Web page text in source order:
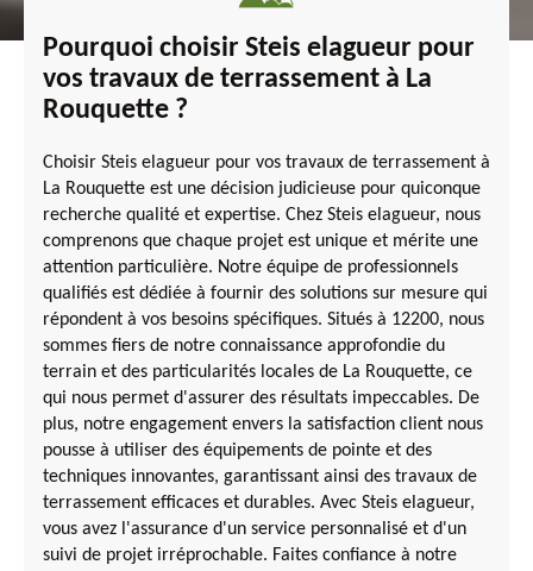
Pourquoi choisir Steis elagueur pour
vos travaux de terrassement à La
Rouquette ?
Choisir Steis elagueur pour vos travaux de terrassement à
La Rouquette est une décision judicieuse pour quiconque
recherche qualité et expertise. Chez Steis elagueur, nous
comprenons que chaque projet est unique et mérite une
attention particulière. Notre équipe de professionnels
qualifiés est dédiée à fournir des solutions sur mesure qui
répondent à vos besoins spécifiques. Situés à 12200, nous
sommes fiers de notre connaissance approfondie du
terrain et des particularités locales de La Rouquette, ce
qui nous permet d'assurer des résultats impeccables. De
plus, notre engagement envers la satisfaction client nous
pousse à utiliser des équipements de pointe et des
techniques innovantes, garantissant ainsi des travaux de
terrassement efficaces et durables. Avec Steis elagueur,
vous avez l'assurance d'un service personnalisé et d'un
suivi de projet irréprochable. Faites confiance à notre